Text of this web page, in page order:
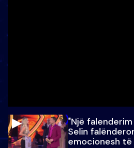
"Një
Selin
emocionesh